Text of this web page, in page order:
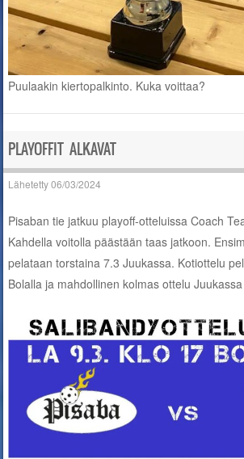
Puulaakin kiertopalkinto. Kuka voittaa?
PLAYOFFIT ALKAVAT
Lähetetty06/03/2024
Pisaban tie jatkuu playoff-otteluissa Coach
Kahdella voitolla päästään taas jatkoon.
pelataan torstaina 7.3 Juukassa. Kotiottelu
Bolalla ja mahdollinen kolmas ottelu